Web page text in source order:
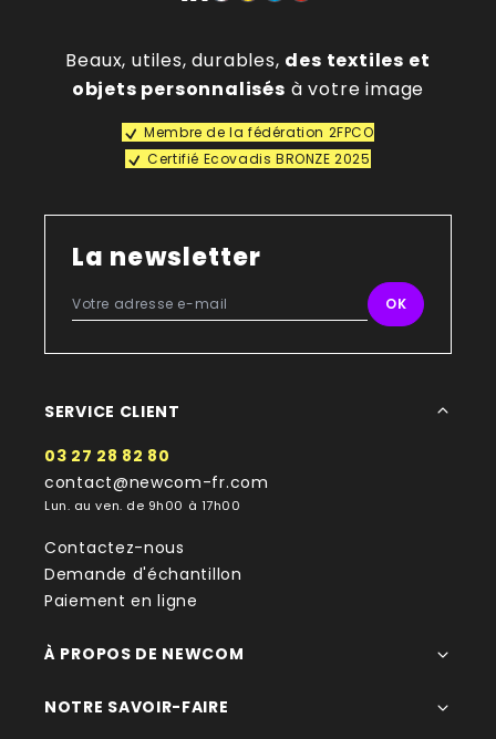
Beaux, utiles, durables, des textiles et
objets personnalisés à votre image
Membre de la fédération 2FPCO
Certifié Ecovadis BRONZE 2025
La newsletter
SERVICE CLIENT
03 27 28 82 80
contact@newcom-fr.com
Lun. au ven. de 9h00 à 17h00
Contactez-nous
Demande d'échantillon
Paiement en ligne
À PROPOS DE NEWCOM
NOTRE SAVOIR-FAIRE